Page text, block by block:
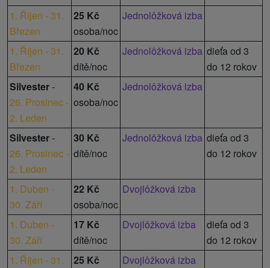
1. Říjen - 31.
Březen
25 Kč
osoba/noc
Jednolôžková izba
1. Říjen - 31.
Březen
20 Kč
dítě/noc
Jednolôžková izba dieťa od 3
do 12 rokov
Silvester-
26. Prosinec -
2. Leden
40 Kč
osoba/noc
Jednolôžková izba
Silvester-
26. Prosinec -
2. Leden
30 Kč
dítě/noc
Jednolôžková izba dieťa od 3
do 12 rokov
1. Duben -
30. Září
22 Kč
osoba/noc
Dvojlôžková izba
1. Duben -
30. Září
17 Kč
dítě/noc
Dvojlôžková izba
dieťa od 3
do 12 rokov
1. Říjen - 31.
25 Kč
Dvojlôžková izba